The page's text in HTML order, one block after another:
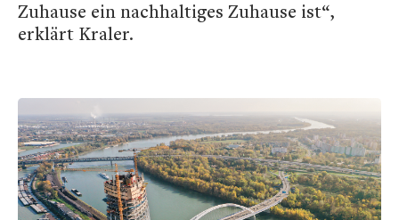
Zuhause ein nachhaltiges Zuhause ist“,
erklärt Kraler.